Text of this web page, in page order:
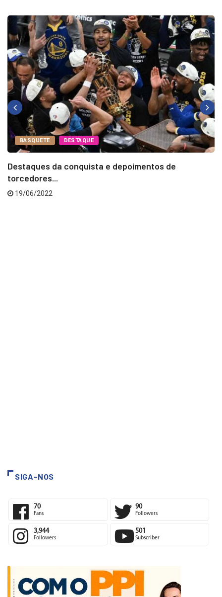
BASQUETE DESTAQUE
Destaques da conquista e depoimentos de
torcedores...
19/06/2022
SIGA-NOS
70 90
3,944 501